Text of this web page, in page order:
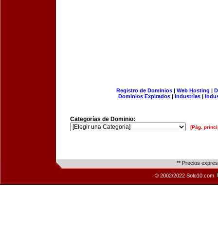
Registro de Dominios| Web Hosting |
Dominios Expirados | Industrias |
Categorías de Dominio:
[Pág.
** Precios
© 2002/2022 Solo10.com